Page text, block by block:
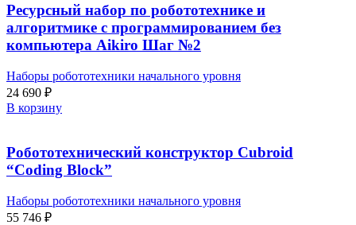
Ресурсный набор по робототехнике и
алгоритмике с программированием без
компьютера Aikiro Шаг №2
Наборы робототехники начального уровня
24 690 ₽
В корзину
Робототехнический конструктор Cubroid
“Coding Block”
Наборы робототехники начального уровня
55 746 ₽